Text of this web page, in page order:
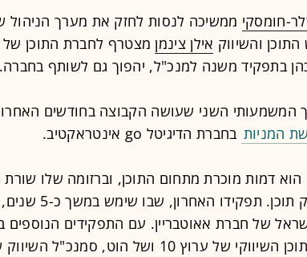
חומסקי ממשיכה לנסות לחזק את מערך הניהול
והשיווק אילן צינמן מצטרף לחברת התוכן
בתפקיד משנה למנכ"ל, יהפוך גם לשותף בחברה.
המשמעותי השני שעושה הקבוצה בחודשים
המניות בחברת הדיגיטל go אינטראקטיב.
הוא דמות מוכרת מתחום התוכן, וברזומה שלו שורת
והן כמשווק
של חברת אאוטבריין. עם התפקידים הנוספים
מחלקת התוכן השיווקי של ערוץ 10 ושל הוט,